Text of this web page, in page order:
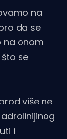
na
da se
na onom
se
više ne
i